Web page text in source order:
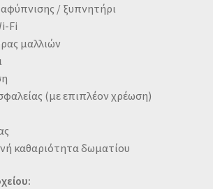
/ ξυπνητήρι
Fi
μαλλιών
(με επιπλέον χρέωση)
καθαριότητα δωματίου